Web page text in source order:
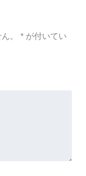
。 * が付いてい